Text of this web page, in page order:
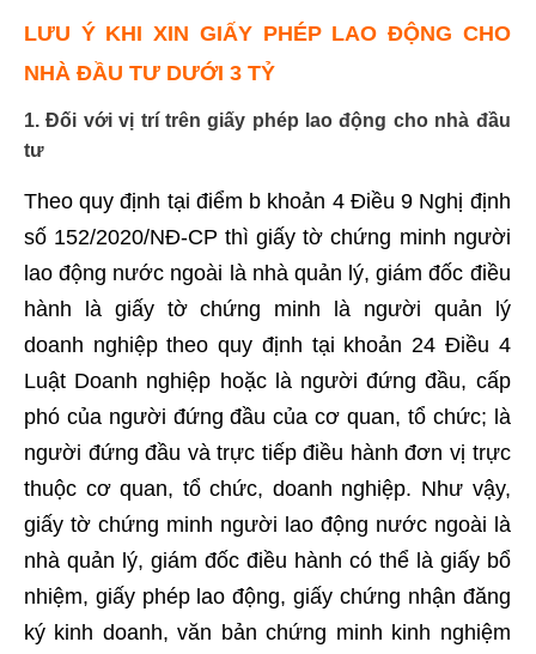
LƯU Ý KHI XIN GIẤY PHÉP LAO ĐỘNG CHO
NHÀ ĐẦU TƯ DƯỚI 3 TỶ
1. Đối với vị trí trên giấy phép lao động cho nhà đầu
tư
Theo quy định tại điểm b khoản 4 Điều 9 Nghị định
số 152/2020/NĐ-CP thì giấy tờ chứng minh người
lao động nước ngoài là nhà quản lý, giám đốc điều
hành là giấy tờ chứng minh là người quản lý
doanh nghiệp theo quy định tại khoản 24 Điều 4
Luật Doanh nghiệp hoặc là người đứng đầu, cấp
phó của người đứng đầu của cơ quan, tổ chức; là
người đứng đầu và trực tiếp điều hành đơn vị trực
thuộc cơ quan, tổ chức, doanh nghiệp. Như vậy,
giấy tờ chứng minh người lao động nước ngoài là
nhà quản lý, giám đốc điều hành có thể là giấy bổ
nhiệm, giấy phép lao động, giấy chứng nhận đăng
ký kinh doanh, văn bản chứng minh kinh nghiệm